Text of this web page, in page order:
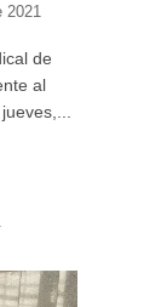
2021
de
al